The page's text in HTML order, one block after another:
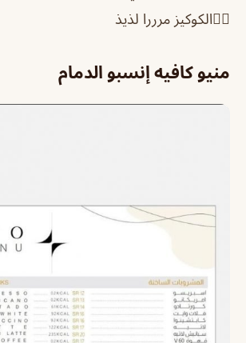
👍🏼الكوكيز مرررا لذيذ
منيو كافيه إنسبو الدمام